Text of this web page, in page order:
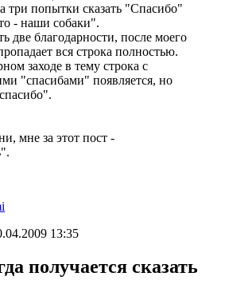
три попытки сказать "Спасибо"
- наши собаки".
две благодарности, после моего
вся строка полностью.
заходе в тему строка с
"спасибами" появляется, но
мне за этот пост -
13:35
получается сказать